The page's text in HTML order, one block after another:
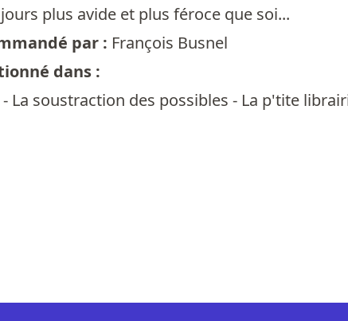
plus avide et plus féroce que soi...
par : François Busnel
dans :
La soustraction des possibles - La p'tite